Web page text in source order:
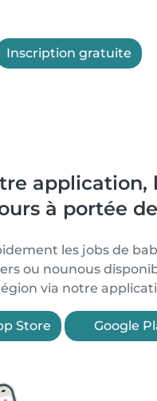
Inscription gratuite
application,
à portée
les jobs de
ou nounous
via notre
Store Google